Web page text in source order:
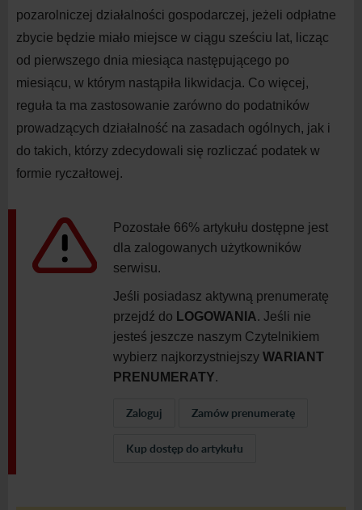
pozarolniczej działalności gospodarczej, jeżeli odpłatne
zbycie będzie miało miejsce w ciągu sześciu lat, licząc
od pierwszego dnia miesiąca następującego po
miesiącu, w którym nastąpiła likwidacja. Co więcej,
reguła ta ma zastosowanie zarówno do podatników
prowadzących działalność na zasadach ogólnych, jak i
do takich, którzy zdecydowali się rozliczać podatek w
formie ryczałtowej.
Pozostałe 66% artykułu dostępne jest
dla zalogowanych użytkowników
serwisu.
Jeśli posiadasz aktywną prenumeratę
przejdź do LOGOWANIA. Jeśli nie
jesteś jeszcze naszym Czytelnikiem
wybierz najkorzystniejszy WARIANT
PRENUMERATY.
Zaloguj Zamów prenumeratę
Kup dostęp do artykułu